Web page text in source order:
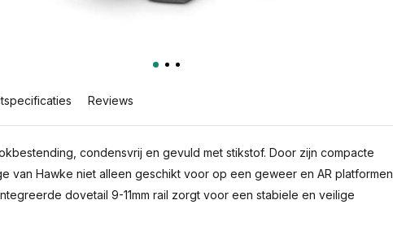
Reviews
condensvrij en gevuld met stikstof. Door zijn compacte
van Hawke niet alleen geschikt voor op een geweer en AR platformen
dovetail 9-11mm rail zorgt voor een stabiele en veilige